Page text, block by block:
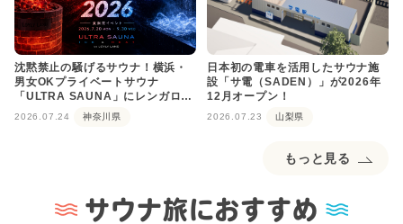
沈黙禁止の騒げるサウナ！横浜・
男女OKプライベートサウナ
「ULTRA SAUNA」にレンガロウ
リュが登場
2026.07.24 神奈川県
日本初の電車を活用したサウナ施
設「サ電（SADEN）」が2026年
12月オープン！
2026.07.23 山梨県
もっと見る
サウナ旅におすすめ